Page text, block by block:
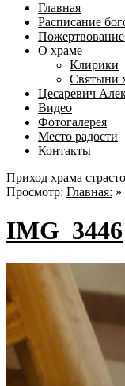
Главная
Расписание
Пожертвование
О храме
Клирики
Святыни
Цесаревич
Видео
Фотогалерея
Место радости
Контакты
Приход храма
Просмотр: Главная: »
IMG_3446